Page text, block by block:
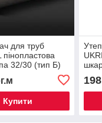
для труб
пінопластова
32/30 (тип Б)
Купити
198